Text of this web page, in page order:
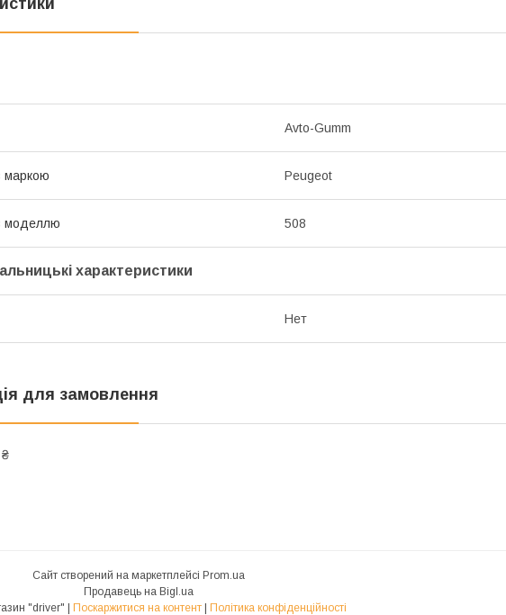
Avto-Gumm
маркою Peugeot
моделлю 508
характеристики
Нет
для замовлення
Сайт створений на маркетплейсі Prom.ua
Продавець на Bigl.ua
Поскаржитися на контент Політика конфіденційності